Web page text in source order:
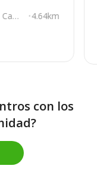
4.64km
con los